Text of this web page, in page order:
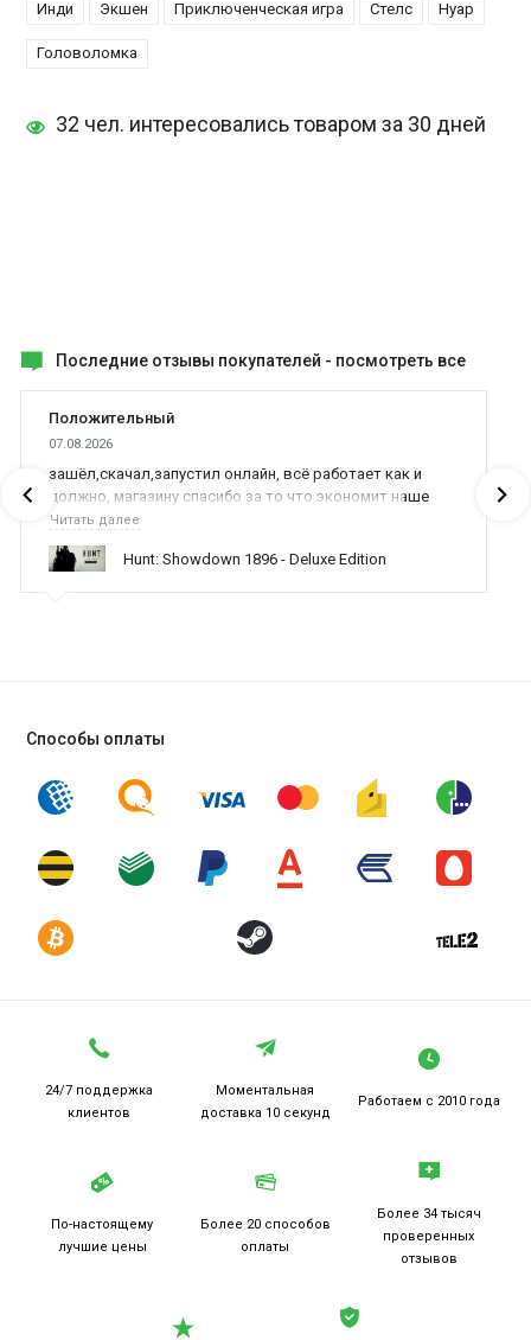
Инди
Экшен Приключенческая игра Стелс Нуар
Головоломка
32 чел. интересовались товаром за 30 дней
Последние отзывы покупателей - посмотреть все
Положительный
07.08.2026
зашёл,скачал,запустил онлайн, всё работает как и
должно, магазину спасибо за то что экономит наше
время,нервы и деньги, ребята вы красава оказываете
поддержку населению и походу из всех только вы и
оказываете помощь
Читать далее
Hunt: Showdown 1896 - Deluxe Edition
Способы оплаты
24/7 поддержка
клиентов
Моментальная
доставка 10 секунд
Работаем с 2010 года
По-настоящему
лучшие цены
Более 20 способов
оплаты
Более 34 тысяч
проверенных
отзывов